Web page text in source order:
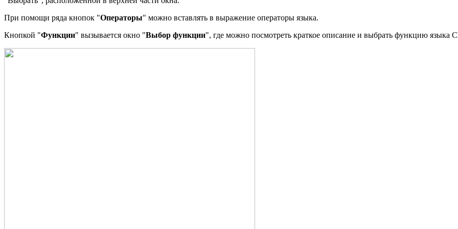
При помощи ряда кнопок "Операторы" можно вставлять в выражение операторы языка.
Кнопкой "Функции" вызывается окно "Выбор функции", где можно посмотреть краткое описание и выбрать функцию языка